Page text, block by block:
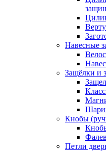
Навесные
Защёлки и
Кнобы
Петли